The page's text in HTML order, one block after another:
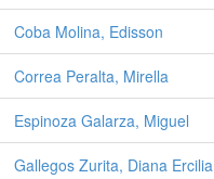
Coba Molina, Edisson
Correa Peralta, Mirella
Espinoza Galarza, Miguel
Gallegos Zurita, Diana Ercilia